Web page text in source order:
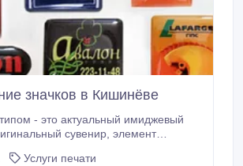
значков в Кишинёве
- это актуальный имиджевый
Услуги печати